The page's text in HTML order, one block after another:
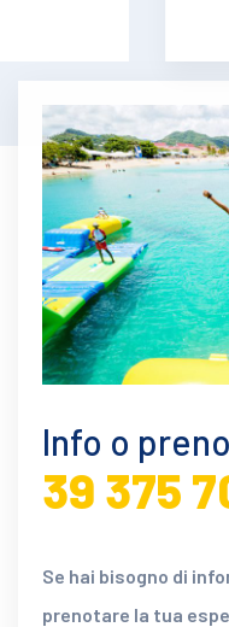
Info o
39 375
Se hai bisogno di
prenotare la tua